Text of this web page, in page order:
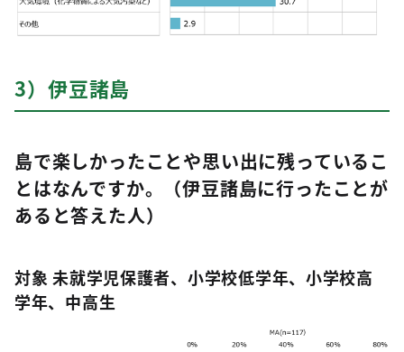
3）伊豆諸島
島で楽しかったことや思い出に残っているこ
とはなんですか。（伊豆諸島に行ったことが
あると答えた人）
対象 未就学児保護者、小学校低学年、小学校高
学年、中高生